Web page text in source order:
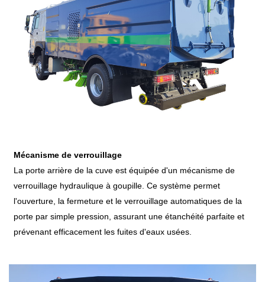
Mécanisme de verrouillage
La porte arrière de la cuve est équipée d'un mécanisme de
verrouillage hydraulique à goupille. Ce système permet
l'ouverture, la fermeture et le verrouillage automatiques de la
porte par simple pression, assurant une étanchéité parfaite et
prévenant efficacement les fuites d'eaux usées.